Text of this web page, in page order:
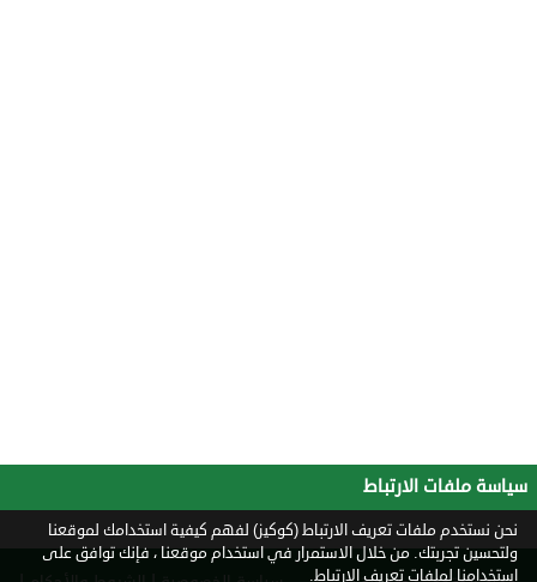
سياسة ملفات الارتباط
نحن نستخدم ملفات تعريف الارتباط (كوكيز) لفهم كيفية استخدامك لموقعنا
ولتحسين تجربتك. من خلال الاستمرار في استخدام موقعنا ، فإنك توافق على
استخدامنا لملفات تعريف الارتباط.